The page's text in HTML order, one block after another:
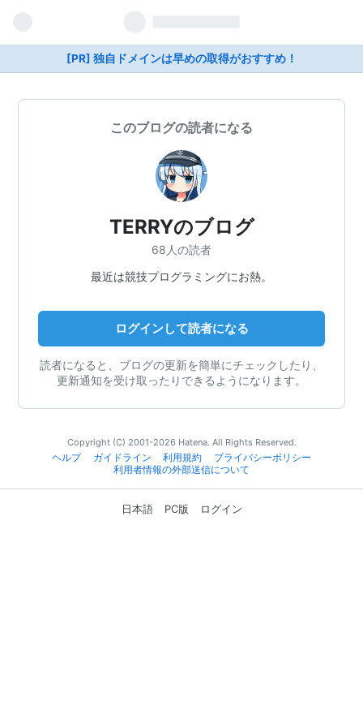
[PR] 独自ドメインは早めの取得がおすすめ！
このブログの読者になる
TERRYのブログ
68人の読者
最近は競技プログラミングにお熱。
ログインして読者になる
読者になると、ブログの更新を簡単にチェックしたり、
更新通知を受け取ったりできるようになります。
Copyright (C) 2001-2026 Hatena. All Rights Reserved.
ヘルプ
ガイドライン 利用規約
プライバシーポリシー
利用者情報の外部送信について
日本語 PC版 ログイン